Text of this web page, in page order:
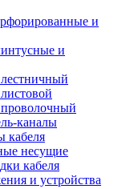
и
и
каналы
кабеля
несущие
кабеля
и устройства